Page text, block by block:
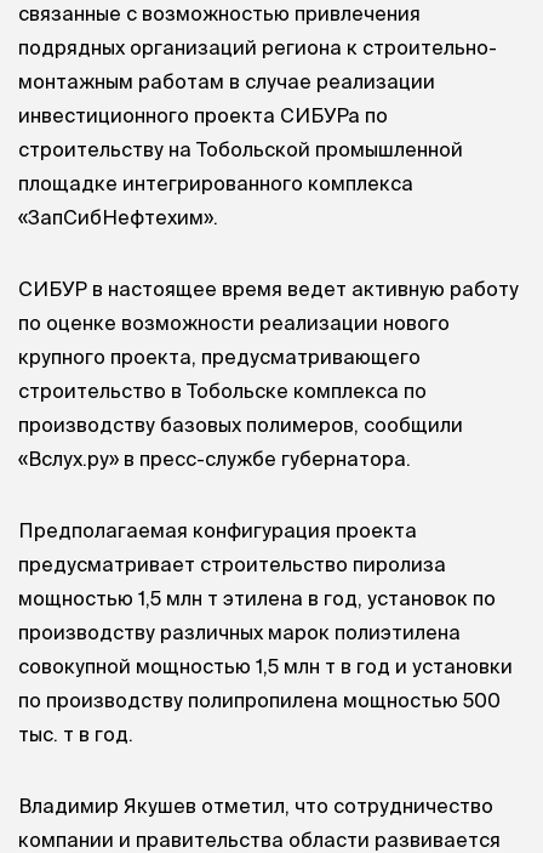
связанные с возможностью привлечения
подрядных организаций региона к строительно-
монтажным работам в случае реализации
инвестиционного проекта СИБУРа по
строительству на Тобольской промышленной
площадке интегрированного комплекса
«ЗапСибНефтехим».
СИБУР в настоящее время ведет активную работу
по оценке возможности реализации нового
крупного проекта, предусматривающего
строительство в Тобольске комплекса по
производству базовых полимеров, сообщили
«Вслух.ру» в пресс-службе губернатора.
Предполагаемая конфигурация проекта
предусматривает строительство пиролиза
мощностью 1,5 млн т этилена в год, установок по
производству различных марок полиэтилена
совокупной мощностью 1,5 млн т в год и установки
по производству полипропилена мощностью 500
тыс. т в год.
Владимир Якушев отметил, что сотрудничество
компании и правительства области развивается